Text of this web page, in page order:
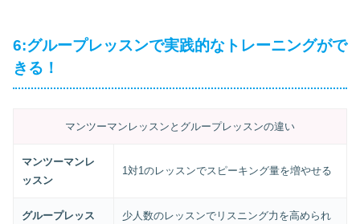
6:グループレッスンで実践的なトレーニングがで
きる！
マンツーマンレッスンとグループレッスンの違い
マンツーマンレ
ッスン
1対1のレッスンでスピーキング量を増やせる
グループレッス
少人数のレッスンでリスニング力を高められ